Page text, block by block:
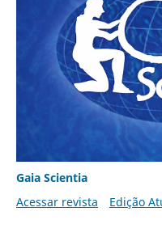
Gaia Scientia
Acessar revista
Edição